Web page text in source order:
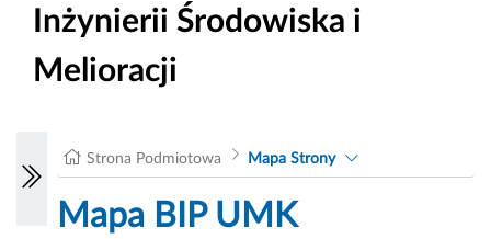
Inżynierii Środowiska i
Melioracji
Strona Podmiotowa Mapa Strony
Mapa BIP UMK